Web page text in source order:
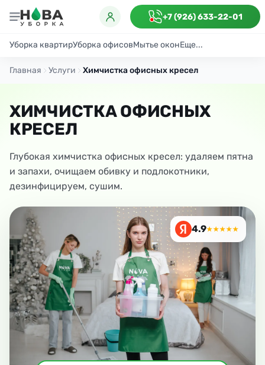
+7 (926) 633-22-01
Уборка квартирУборка офисовМытье оконЕще...
ГенеральнаяПоддерживающаяПосле ремонта
Главная Услуги Химчистка офисных кресел
ХИМЧИСТКА ОФИСНЫХ
КРЕСЕЛ
Глубокая химчистка офисных кресел: удаляем пятна
и запахи, очищаем обивку и подлокотники,
дезинфицируем, сушим.
4.9★★★★★